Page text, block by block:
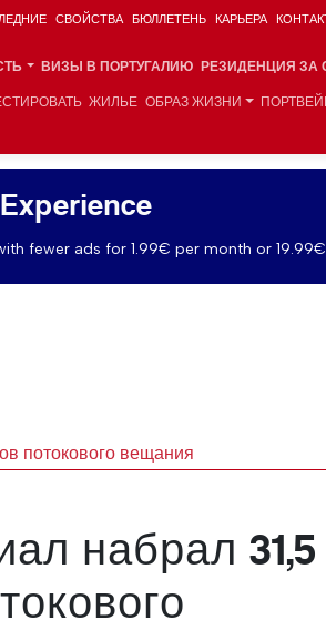
СВОЙСТВА БЮЛЛЕТЕНЬ КАРЬЕРА
ВИЗЫ В ПОРТУГАЛИЮ РЕЗИДЕНЦИЯ ЗА
ЖИЛЬЕ ОБРАЗ ЖИЗНИ
fewer ads for 1.99€ per month or
потокового вещания
набрал 31,5